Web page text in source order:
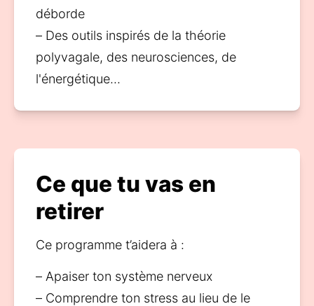
déborde
– Des outils inspirés de la théorie
polyvagale, des neurosciences, de
l'énergétique...
Ce que tu vas en
retirer
Ce programme t’aidera à :
– Apaiser ton système nerveux
– Comprendre ton stress au lieu de le